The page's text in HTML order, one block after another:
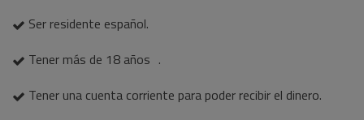
Ser residente español.
Tener más de 18 años .
Tener una cuenta corriente para poder recibir el dinero.